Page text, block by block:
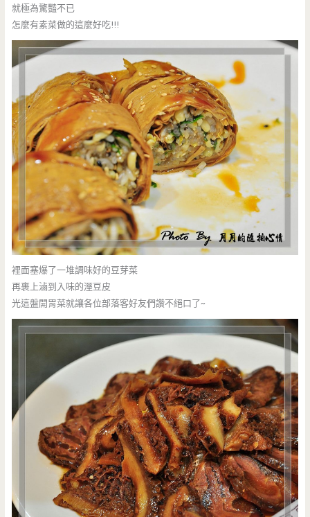
就極為驚豔不已
怎麼有素菜做的這麼好吃!!!
裡面塞爆了一堆調味好的豆芽菜
再裹上滷到入味的溼豆皮
光這盤開胃菜就讓各位部落客好友們讚不絕口了~